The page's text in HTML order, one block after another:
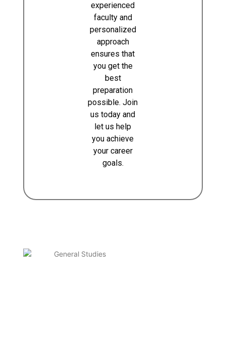
experienced
faculty and
personalized
approach
ensures that
you get the
best
preparation
possible. Join
us today and
let us help
you achieve
your career
goals.